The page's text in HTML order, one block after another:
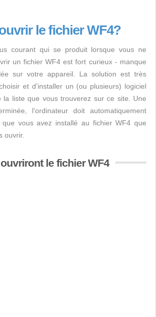
le fichier WF4?
courant qui se produit lorsque vous ne
un fichier WF4 est fort curieux - manque
sur votre appareil. La solution est très
et d'installer un (ou plusieurs) logiciel
la liste que vous trouverez sur ce site. Une
l'ordinateur doit automatiquement
que vous avez installé au fichier WF4 que
ouvrir.
le fichier WF4